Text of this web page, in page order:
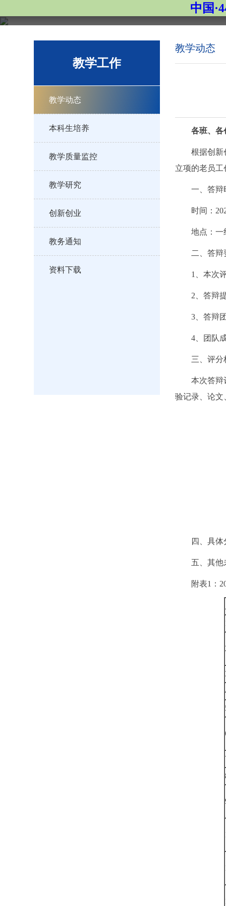
中国
教学工作
教学动态
本科生培养
教学质量监控
教学研究
创新创业
教务通知
资料下载
教学动态
各班、各
根据创新
立项的老员
一、答辩
时间：
地点：一
二、答辩
1、本次
2、答辩
3、答辩
4、团队
三、评分
本次答辩
验记录、论
四、具
五、其他
附表1：